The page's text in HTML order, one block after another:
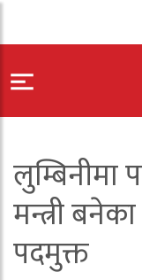
लुम्बिनीमा
मन्त्री
पदमुक्त